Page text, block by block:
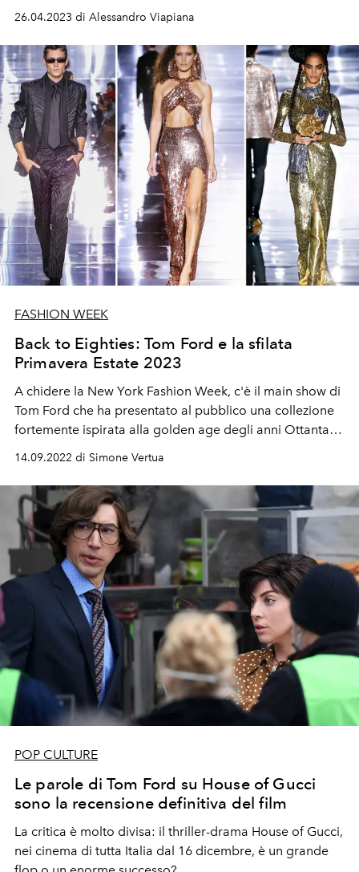
segnato la storia.
26.04.2023 di Alessandro Viapiana
FASHION WEEK
Back to Eighties: Tom Ford e la sfilata
Primavera Estate 2023
A chidere la New York Fashion Week, c'è il main show di
Tom Ford che ha presentato al pubblico una collezione
fortemente ispirata alla golden age degli anni Ottanta.
Capi metallici, paillettes e mesh vengono indossati con
Nella collezione Primavera Estate 2023 compaiono
anche stampe animalier, i classici smoking Tom Ford e
abiti iperfemminili che seguono le linee del corpo.
Mentre per il menswear il focus si sposta sul tailoring e
sul undewear super sexy, un jockstrap maschile in pizzo
che ha attirato l'attenzione di tutti.
14.09.2022 di Simone Vertua
POP CULTURE
Le parole di Tom Ford su House of Gucci
sono la recensione definitiva del film
La critica è molto divisa: il thriller-drama House of Gucci,
nei cinema di tutta Italia dal 16 dicembre, è un grande